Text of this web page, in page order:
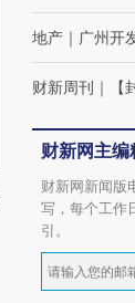
地产 ｜ 广州开
财新周刊 ｜
财新网主
财新网新闻版
写，每个工作
引。